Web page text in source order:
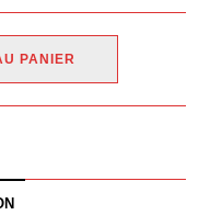
PANIER